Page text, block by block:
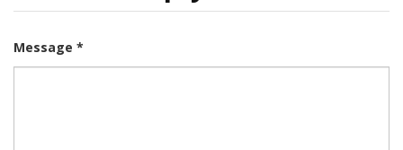
Message *